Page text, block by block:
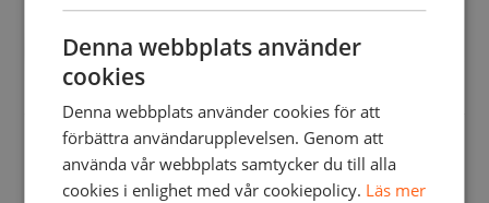
FORMLABS FORM 4L BASIC PACKAGE
161715,00SEK–194355,00SEKinkl. moms
129372,00SEK–155484,00SEK exkl. moms
Denna webbplats använder
cookies
Denna webbplats använder cookies för att
förbättra användarupplevelsen. Genom att
använda vår webbplats samtycker du till alla
cookies i enlighet med vår cookiepolicy. Läs mer